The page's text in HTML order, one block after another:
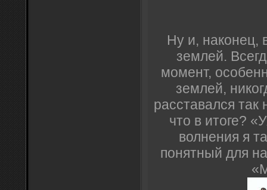
Ну и, наконец,
землей.
момент,
землей,
расставался так
что в итоге?
волнения я
понятный для